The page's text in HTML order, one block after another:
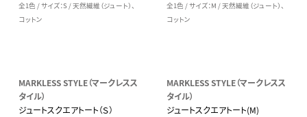
全1色 / サイズ：S / 天然繊維（ジュート）、
コットン
全1色 / サイズ：M / 天然繊維（ジュート）、
コットン
MARKLESS STYLE（マークレスス
タイル）
ジュートスクエアトート（Ｓ）
MARKLESS STYLE（マークレスス
タイル）
ジュートスクエアトート(M)